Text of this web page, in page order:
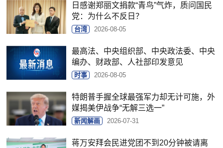
日感谢郑丽文捐款“青鸟”气炸，质问国民
党：为什么不反日？
台湾 2026-08-05
最高法、中央组织部、中央政法委、中央
编办、财政部、人社部印发意见
时事 2026-08-05
特朗普手握全球最强军力却无计可施，外
媒揭美伊战争“无解三选一”
新闻解画 2026-07-31
蒋万安拜会民进党团不到20分钟被请离